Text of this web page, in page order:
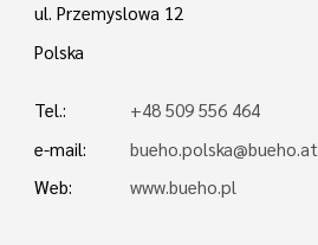
ul. Przemyslowa 12
Polska
Tel.:
+48 509 556 464
e-mail:
bueho.polska@bueho.at
Web:
www.bueho.pl